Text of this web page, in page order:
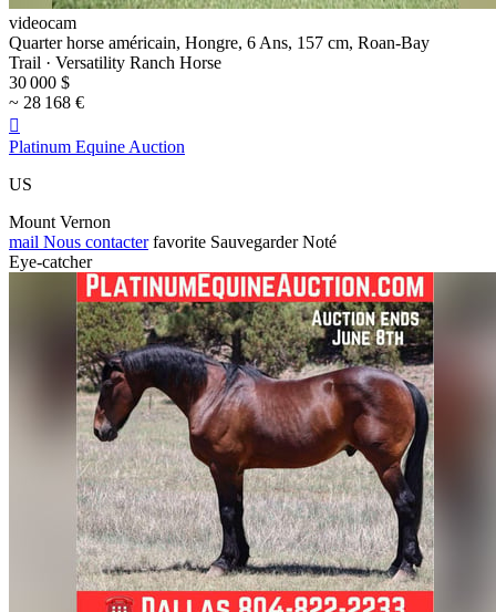
videocam
Quarter horse américain, Hongre, 6 Ans, 157 cm, Roan-Bay
Trail · Versatility Ranch Horse
30 000 $
~ 28 168 €

Platinum Equine Auction
US
Mount Vernon
mail Nous contacter favorite Sauvegarder Noté
Eye-catcher